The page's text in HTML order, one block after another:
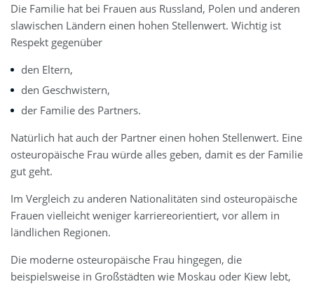
Die Familie hat bei Frauen aus Russland, Polen und anderen
slawischen Ländern einen hohen Stellenwert. Wichtig ist
Respekt gegenüber
den Eltern,
den Geschwistern,
der Familie des Partners.
Natürlich hat auch der Partner einen hohen Stellenwert. Eine
osteuropäische Frau würde alles geben, damit es der Familie
gut geht.
Im Vergleich zu anderen Nationalitäten sind osteuropäische
Frauen vielleicht weniger karriereorientiert, vor allem in
ländlichen Regionen.
Die moderne osteuropäische Frau hingegen, die
beispielsweise in Großstädten wie Moskau oder Kiew lebt,